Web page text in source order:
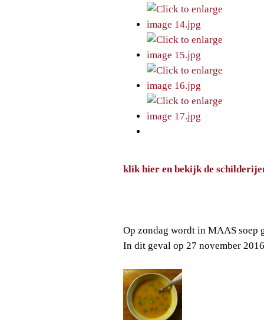
klik hier en bekijk de
Op zondag wordt in MAAS soep
In dit geval op 27 november 2016